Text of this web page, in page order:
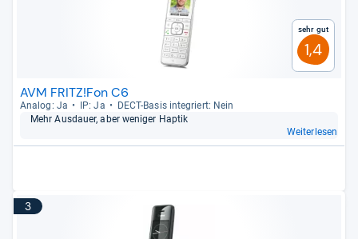
Sehr gut
1,4
AVM FRITZ!Fon C6
Ana­log: Ja IP: Ja
DECT-​Basis inte­griert: Nein
Mehr Aus­dauer, aber weni­ger Hap­tik
Weiterlesen
3